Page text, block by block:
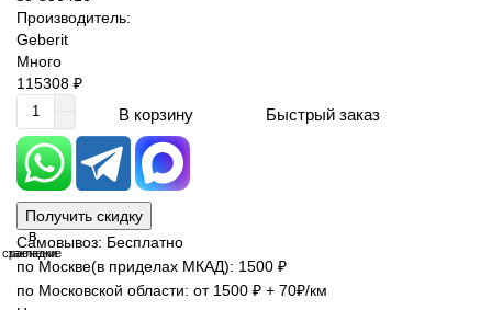
Производитель:
Geberit
Много
115308 ₽
В корзину Быстрый заказ
Получить скидку
В
закладки
В
сравнение
Самовывоз: Бесплатно
по Москве(в приделах МКАД): 1500 ₽
по Московской области: от 1500 ₽ + 70₽/км